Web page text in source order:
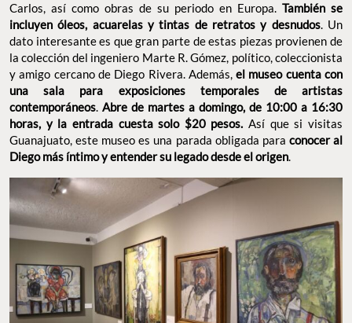
Carlos, así como obras de su periodo en Europa. También se
incluyen óleos, acuarelas y tintas de retratos y desnudos. Un
dato interesante es que gran parte de estas piezas provienen de
la colección del ingeniero Marte R. Gómez, político, coleccionista
y amigo cercano de Diego Rivera. Además,el museo cuenta con
una sala para exposiciones temporales de artistas
contemporáneos. Abre de martes a domingo, de 10:00 a 16:30
horas, y la entrada cuesta solo $20 pesos. Así que si visitas
Guanajuato, este museo es una parada obligada para conocer al
Diego más íntimo y entender su legado desde el origen.